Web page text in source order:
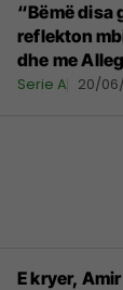
“Bëmë disa
reflekton
dhe me
Serie A 20/
E kryer,